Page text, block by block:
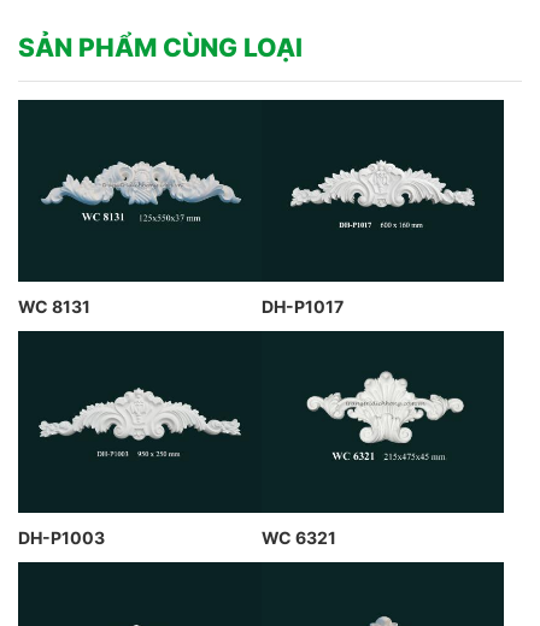
SẢN PHẨM CÙNG LOẠI
WC 8131 DH-P1017
DH-P1003 WC 6321